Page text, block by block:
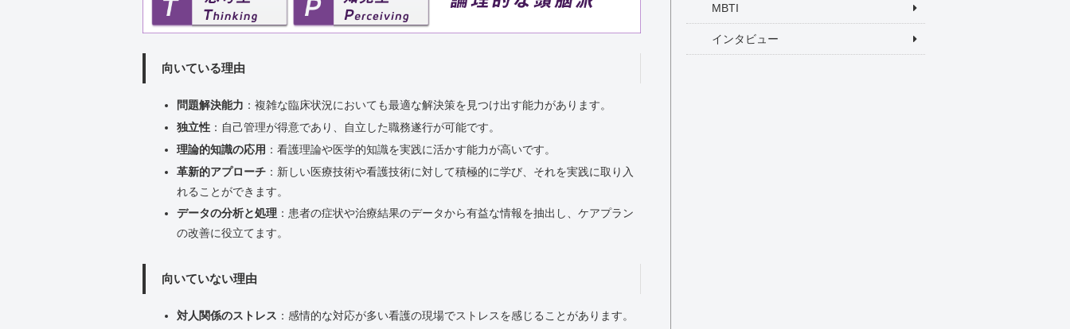
向いている理由
問題解決能力 ：複雑な臨床状況においても最適な解決策を見つけ出す能力があります。
独立性：自己管理が得意であり、自立した職務遂行が可能です。
理論的知識の応用 ：看護理論や医学的知識を実践に活かす能力が高いです。
革新的アプローチ：新しい医療技術や看護技術に対して積極的に学び、それを実践に取り入
れることができます。
データの分析と処理：患者の症状や治療結果のデータから有益な情報を抽出し、ケアプラン
の改善に役立てます。
向いていない理由
対人関係のストレス ：感情的な対応が多い看護の現場でストレスを感じることがあります。
MBTI
インタビュー